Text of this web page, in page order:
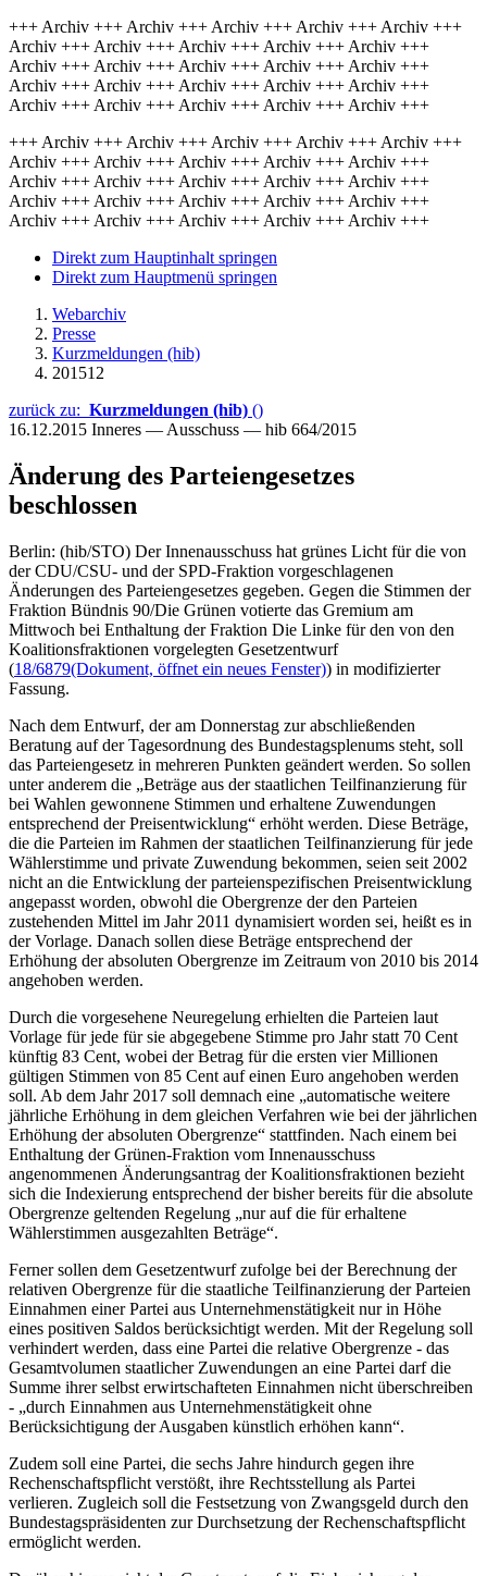
+++ Archiv +++ Archiv +++ Archiv +++ Archiv +++ Archiv +++
Archiv +++ Archiv +++ Archiv +++ Archiv +++ Archiv +++
Archiv +++ Archiv +++ Archiv +++ Archiv +++ Archiv +++
Archiv +++ Archiv +++ Archiv +++ Archiv +++ Archiv +++
Archiv +++ Archiv +++ Archiv +++ Archiv +++ Archiv +++
+++ Archiv +++ Archiv +++ Archiv +++ Archiv +++ Archiv +++
Archiv +++ Archiv +++ Archiv +++ Archiv +++ Archiv +++
Archiv +++ Archiv +++ Archiv +++ Archiv +++ Archiv +++
Archiv +++ Archiv +++ Archiv +++ Archiv +++ Archiv +++
Archiv +++ Archiv +++ Archiv +++ Archiv +++ Archiv +++
Direkt zum Hauptinhalt springen
Direkt zum Hauptmenü springen
Webarchiv
Presse
Kurzmeldungen (hib)
201512
zurück zu: Kurzmeldungen (hib) ()
16.12.2015 Inneres — Ausschuss — hib 664/2015
Änderung des Parteiengesetzes
beschlossen
Berlin: (hib/STO) Der Innenausschuss hat grünes Licht für die von
der CDU/CSU- und der SPD-Fraktion vorgeschlagenen
Änderungen des Parteiengesetzes gegeben. Gegen die Stimmen der
Fraktion Bündnis 90/Die Grünen votierte das Gremium am
Mittwoch bei Enthaltung der Fraktion Die Linke für den von den
Koalitionsfraktionen vorgelegten Gesetzentwurf
(18/6879(Dokument, öffnet ein neues Fenster)) in modifizierter
Fassung.
Nach dem Entwurf, der am Donnerstag zur abschließenden
Beratung auf der Tagesordnung des Bundestagsplenums steht, soll
das Parteiengesetz in mehreren Punkten geändert werden. So sollen
unter anderem die „Beträge aus der staatlichen Teilfinanzierung für
bei Wahlen gewonnene Stimmen und erhaltene Zuwendungen
entsprechend der Preisentwicklung“ erhöht werden. Diese Beträge,
die die Parteien im Rahmen der staatlichen Teilfinanzierung für jede
Wählerstimme und private Zuwendung bekommen, seien seit 2002
nicht an die Entwicklung der parteienspezifischen Preisentwicklung
angepasst worden, obwohl die Obergrenze der den Parteien
zustehenden Mittel im Jahr 2011 dynamisiert worden sei, heißt es in
der Vorlage. Danach sollen diese Beträge entsprechend der
Erhöhung der absoluten Obergrenze im Zeitraum von 2010 bis 2014
angehoben werden.
Durch die vorgesehene Neuregelung erhielten die Parteien laut
Vorlage für jede für sie abgegebene Stimme pro Jahr statt 70 Cent
künftig 83 Cent, wobei der Betrag für die ersten vier Millionen
gültigen Stimmen von 85 Cent auf einen Euro angehoben werden
soll. Ab dem Jahr 2017 soll demnach eine „automatische weitere
jährliche Erhöhung in dem gleichen Verfahren wie bei der jährlichen
Erhöhung der absoluten Obergrenze“ stattfinden. Nach einem bei
Enthaltung der Grünen-Fraktion vom Innenausschuss
angenommenen Änderungsantrag der Koalitionsfraktionen bezieht
sich die Indexierung entsprechend der bisher bereits für die absolute
Obergrenze geltenden Regelung „nur auf die für erhaltene
Wählerstimmen ausgezahlten Beträge“.
Ferner sollen dem Gesetzentwurf zufolge bei der Berechnung der
relativen Obergrenze für die staatliche Teilfinanzierung der Parteien
Einnahmen einer Partei aus Unternehmenstätigkeit nur in Höhe
eines positiven Saldos berücksichtigt werden. Mit der Regelung soll
verhindert werden, dass eine Partei die relative Obergrenze - das
Gesamtvolumen staatlicher Zuwendungen an eine Partei darf die
Summe ihrer selbst erwirtschafteten Einnahmen nicht überschreiben
- „durch Einnahmen aus Unternehmenstätigkeit ohne
Berücksichtigung der Ausgaben künstlich erhöhen kann“.
Zudem soll eine Partei, die sechs Jahre hindurch gegen ihre
Rechenschaftspflicht verstößt, ihre Rechtsstellung als Partei
verlieren. Zugleich soll die Festsetzung von Zwangsgeld durch den
Bundestagspräsidenten zur Durchsetzung der Rechenschaftspflicht
ermöglicht werden.